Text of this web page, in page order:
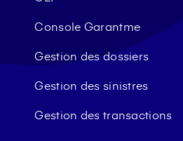
Console Garantme
Gestion des dossiers
Gestion des sinistres
Gestion des transactions